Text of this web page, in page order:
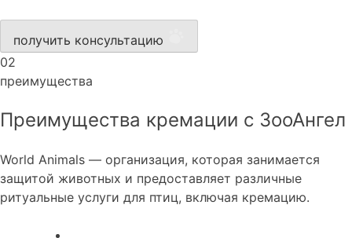
получить консультацию
02
преимущества
Преимущества кремации с ЗооАнгел
World Animals — организация, которая занимается
защитой животных и предоставляет различные
ритуальные услуги для птиц, включая кремацию.